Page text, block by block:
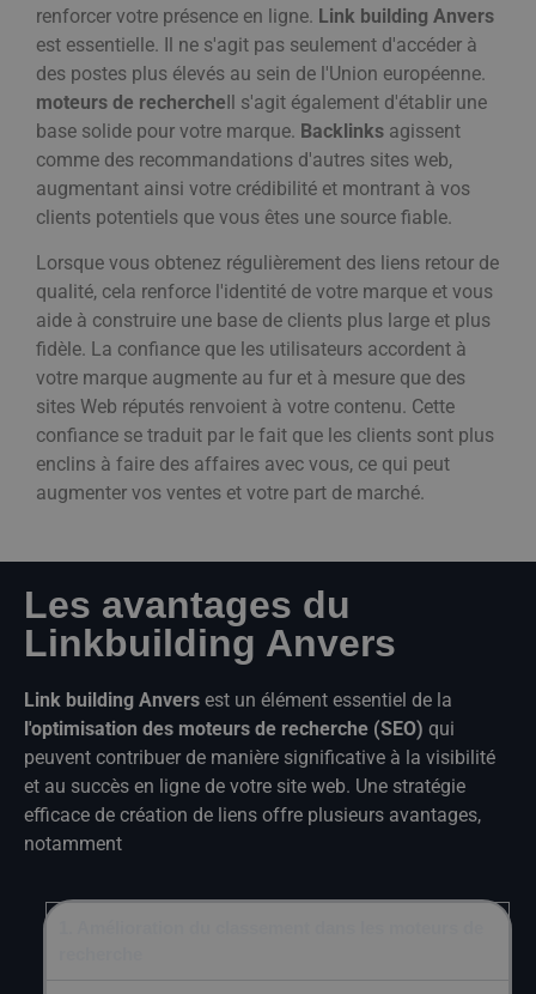
renforcer votre présence en ligne. Link building Anvers
est essentielle. Il ne s'agit pas seulement d'accéder à
des postes plus élevés au sein de l'Union européenne.
moteurs de rechercheIl s'agit également d'établir une
base solide pour votre marque. Backlinks agissent
comme des recommandations d'autres sites web,
augmentant ainsi votre crédibilité et montrant à vos
clients potentiels que vous êtes une source fiable.
Lorsque vous obtenez régulièrement des liens retour de
qualité, cela renforce l'identité de votre marque et vous
aide à construire une base de clients plus large et plus
fidèle. La confiance que les utilisateurs accordent à
votre marque augmente au fur et à mesure que des
sites Web réputés renvoient à votre contenu. Cette
confiance se traduit par le fait que les clients sont plus
enclins à faire des affaires avec vous, ce qui peut
augmenter vos ventes et votre part de marché.
Les avantages du
Linkbuilding Anvers
Link building Anvers est un élément essentiel de la
l'optimisation des moteurs de recherche (SEO) qui
peuvent contribuer de manière significative à la visibilité
et au succès en ligne de votre site web. Une stratégie
efficace de création de liens offre plusieurs avantages,
notamment